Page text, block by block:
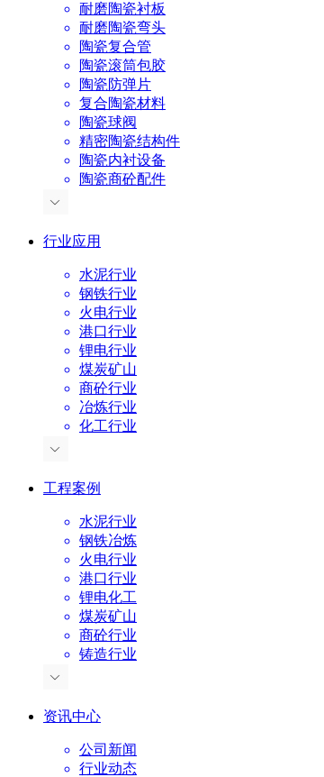
耐磨陶瓷衬板
耐磨陶瓷弯头
陶瓷复合管
陶瓷滚筒包胶
陶瓷防弹片
复合陶瓷材料
陶瓷球阀
精密陶瓷结构件
陶瓷内衬设备
陶瓷商砼配件
行业应用
水泥行业
钢铁行业
火电行业
港口行业
锂电行业
煤炭矿山
商砼行业
冶炼行业
化工行业
工程案例
水泥行业
钢铁冶炼
火电行业
港口行业
锂电化工
煤炭矿山
商砼行业
铸造行业
资讯中心
公司新闻
行业动态